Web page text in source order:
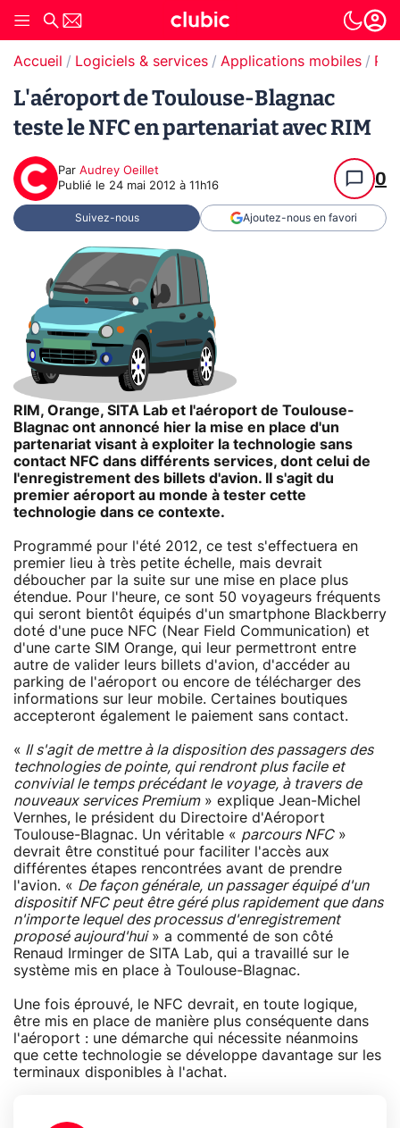
Accueil Logiciels & services Applications mobiles
L'aéroport de Toulouse-Blagnac
teste le NFC en partenariat avec RIM
Par Audrey Oeillet
Publié le 24 mai 2012 à 11h16 0
Suivez-nous Ajoutez-nous en favori
RIM, Orange, SITA Lab et l'aéroport de Toulouse-
Blagnac ont annoncé hier la mise en place d'un
partenariat visant à exploiter la technologie sans
contact NFC dans différents services, dont celui de
l'enregistrement des billets d'avion. Il s'agit du
premier aéroport au monde à tester cette
technologie dans ce contexte.
Programmé pour l'été 2012, ce test s'effectuera en
premier lieu à très petite échelle, mais devrait
déboucher par la suite sur une mise en place plus
étendue. Pour l'heure, ce sont 50 voyageurs fréquents
qui seront bientôt équipés d'un smartphone Blackberry
doté d'une puce NFC (Near Field Communication) et
d'une carte SIM Orange, qui leur permettront entre
autre de valider leurs billets d'avion, d'accéder au
parking de l'aéroport ou encore de télécharger des
informations sur leur mobile. Certaines boutiques
accepteront également le paiement sans contact.
« Il s'agit de mettre à la disposition des passagers des
technologies de pointe, qui rendront plus facile et
convivial le temps précédant le voyage, à travers de
nouveaux services Premium» explique Jean-Michel
Vernhes, le président du Directoire d'Aéroport
Toulouse-Blagnac. Un véritable « parcours NFC»
devrait être constitué pour faciliter l'accès aux
différentes étapes rencontrées avant de prendre
l'avion. « De façon générale, un passager équipé d'un
dispositif NFC peut être géré plus rapidement que dans
n'importe lequel des processus d'enregistrement
proposé aujourd'hui» a commenté de son côté
Renaud Irminger de SITA Lab, qui a travaillé sur le
système mis en place à Toulouse-Blagnac.
Une fois éprouvé, le NFC devrait, en toute logique,
être mis en place de manière plus conséquente dans
l'aéroport : une démarche qui nécessite néanmoins
que cette technologie se développe davantage sur les
terminaux disponibles à l'achat.